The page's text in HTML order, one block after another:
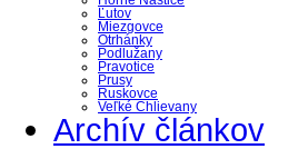
Ľutov
Miezgovce
Otrhánky
Podlužany
Pravotice
Prusy
Ruskovce
Veľké Chlievany
Archív článkov